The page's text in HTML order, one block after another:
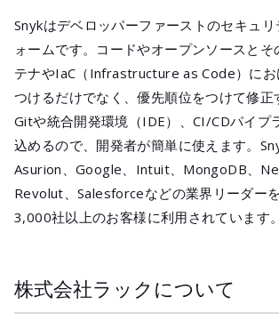
Snykはデベロッパーファーストのセキュ
ォームです。コードやオープンソースとそ
テナやIaC（Infrastructure as Code）にお
つけるだけでなく、優先順位をつけて修正
Gitや統合開発環境（IDE）、CI/CDパイプ
込めるので、開発者が簡単に使えます。
Asurion、Google、Intuit、MongoDB、
Revolut、Salesforceなどの業界リーダー
3,000社以上のお客様に利用されています。
株式会社ラックについて